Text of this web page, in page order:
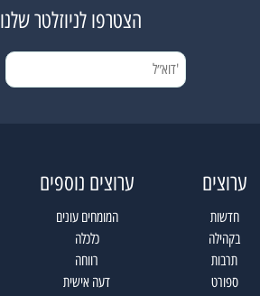
הצטרפו לניוזלטר שלנו
ערוצים
חדשות
בקהילה
תרבות
ספורט
ערוצים נוספים
המומחים עונים
כלכלה
רווחה
דעה אישית